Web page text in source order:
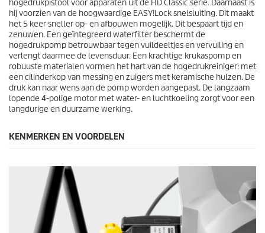
hogedrukpistool voor apparaten uit de HD Classic serie. Daarnaast is
hij voorzien van de hoogwaardige EASY!Locksnelsluiting. Dit maakt
het 5 keer sneller op- en afbouwen mogelijk. Dit bespaart tijd en
zenuwen. Een geïntegreerd waterfilter beschermt de
hogedrukpomp betrouwbaar tegen vuildeeltjes en vervuiling en
verlengt daarmee de levensduur. Een krachtige krukaspomp en
robuuste materialen vormen het hart van de hogedrukreiniger: met
een cilinderkop van messing en zuigers met keramische hulzen. De
druk kan naar wens aan de pomp worden aangepast. De langzaam
lopende 4-polige motor met water- en luchtkoeling zorgt voor een
langdurige en duurzame werking.
KENMERKEN EN VOORDELEN